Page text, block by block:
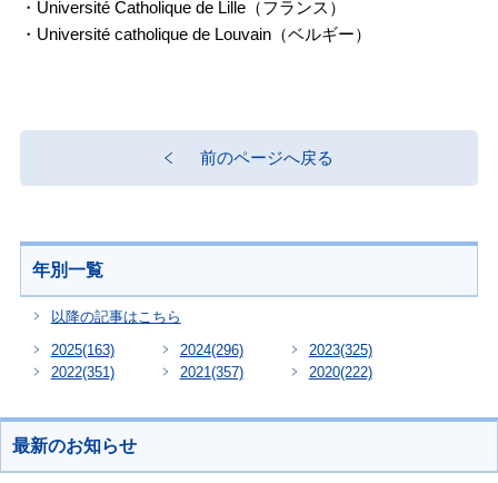
・Université Catholique de Lille（フランス）
・Université catholique de Louvain（ベルギー）
前のページへ戻る
年別一覧
以降の記事はこちら
2025(163) 2024(296) 2023(325)
2022(351) 2021(357) 2020(222)
最新のお知らせ